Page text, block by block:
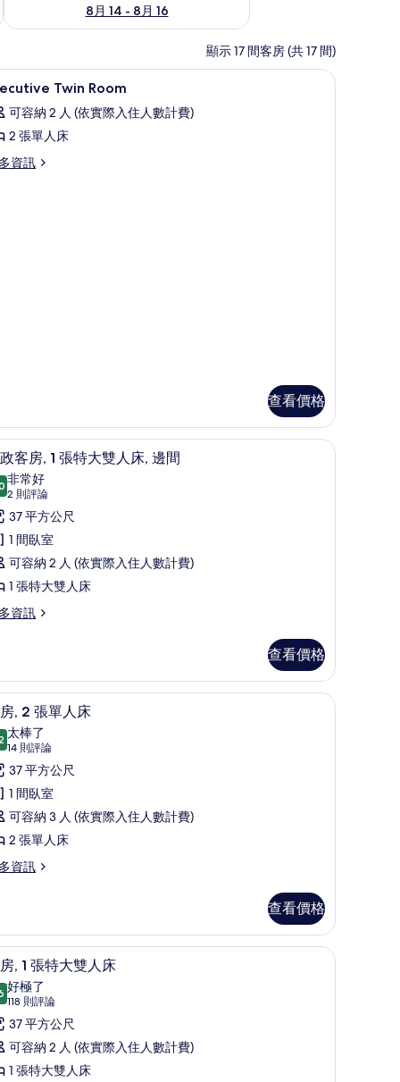
8月 14 - 8月 16
顯示 17 間客房 (共 17 間)
高級寢具、迷你吧、客房內保險箱、書桌
14 Twin Room
可容納 2 人 (依實際入住人數計費)
2 張單人床
資訊
查看價格
行政客房, 1 張特大雙人床, 邊間 | 高級寢具、
5 客房, 1 張特大雙人床, 邊間
分，滿分 10 分
非常好
2 則評論
(2
則
評
論)
37 平方公尺
1 間臥室
可容納 2 人 (依實際入住人數計費)
1 張特大雙人床
資訊
查看價格
、客房內保險箱、書桌 客房, 2 張單人床 | 高級寢具、迷你吧、客房內
1 , 2 張單人床
分，滿分 10 分
太棒了
14 則評論
(14
則
評
論)
37 平方公尺
1 間臥室
可容納 3 人 (依實際入住人數計費)
2 張單人床
資訊
查看價格
具、迷你吧、客房內保險箱、書桌
15, 1 張特大雙人床
分，滿分 10 分
好極了
118 則評論
(118
則
評
論)
37 平方公尺
可容納 2 人 (依實際入住人數計費)
1 張特大雙人床